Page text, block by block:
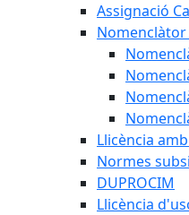
Assignació
Llicència
Normes
DUPROCIM
Llicència